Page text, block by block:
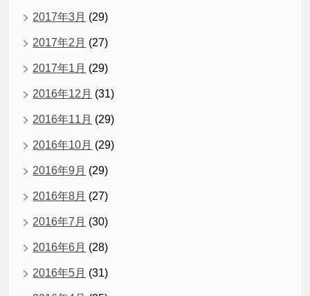
2017年3月 (29)
2017年2月 (27)
2017年1月 (29)
2016年12月 (31)
2016年11月 (29)
2016年10月 (29)
2016年9月 (29)
2016年8月 (27)
2016年7月 (30)
2016年6月 (28)
2016年5月 (31)